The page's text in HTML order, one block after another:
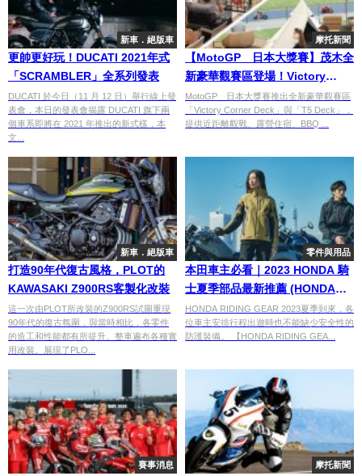
新車．絕版車
更帥更好玩！DUCATI 2021年式
「SCRAMBLER」全系列發表
DUCATI 於今日（11 月 12 日）舉行線上發
表會，本日的發表會揭露 DUCATI 旗下兩
個車系即將在 2021 年推出的新式樣，本
文...
摩托新聞
【MotoGP™日本大獎賽】茂木全
新豪華觀賽區登場！Victory
Corner Deck、T5 Deck 打造專
屬特等席
MotoGP™日本大獎賽推出全新豪華觀賽區
「Victory Corner Deck」與「T5 Deck」，
提供近距離觀戰、露營住宿、BBQ ...
新車．絕版車
打造90年代復古風格，PLOT的
KAWASAKI Z900RS客製化改裝
這一次由PLOT所改裝的Z900RS試圖重現
90年代的復古氛圍，與當時相比，各零件
的造工和性能都有所提升。整車遍布各種實
用改裝。展現了PLO...
零件與用品
本田車主必看｜2023 HONDA 騎
士夏季部品最新推薦 (HONDA
RIDING GEAR)
HONDA RIDING GEAR 2023夏季到來，各
位車主安排行程出遊時也不能缺少安全性的
防護裝備。 【HONDA RIDING GEA...
賽事消息 摩托新聞